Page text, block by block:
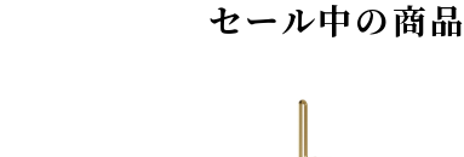
セール中の商品